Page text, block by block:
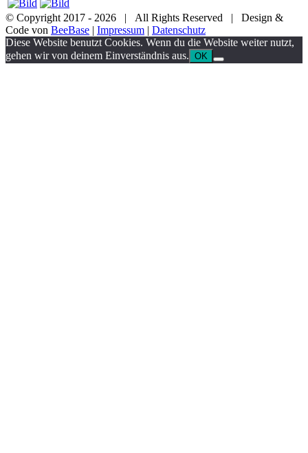
© Copyright 2017 - 2026 | All Rights Reserved | Design &
Code von BeeBase | Impressum | Datenschutz
YouTube
Facebook
Twitter
Instagram
Pinterest
Email
Diese Website benutzt Cookies. Wenn du die Website weiter nutzt,
gehen wir von deinem Einverständnis aus. OK